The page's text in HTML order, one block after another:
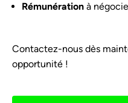
Rémunération à
Contactez-nous dès
opportunité !